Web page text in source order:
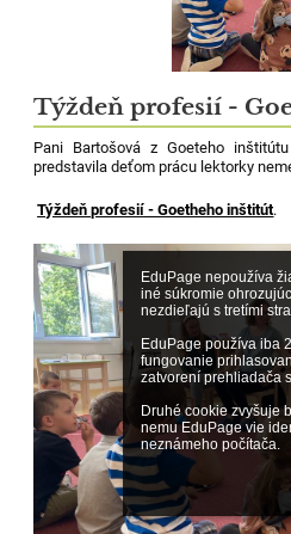
EduPage nepoužíva
iné súkromie
nezdieľajú s tretími
EduPage používa iba
fungovanie
zatvorení prehliadača
Druhé cookie zvyšuje
nemu EduPage vie
neznámeho počítača.
Týždeň profesií -
Pani Bartošová z Goeteho
predstavila deťom prácu lektorky
Týždeň profesií - Goetheho inštitút.